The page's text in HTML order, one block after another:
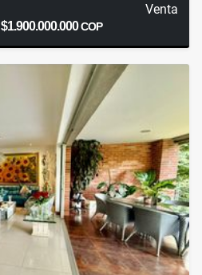
Venta
$1.900.000.000COP